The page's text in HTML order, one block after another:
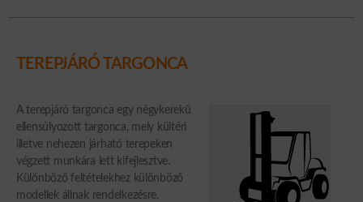
TEREPJÁRÓ TARGONCA
A terepjáró targonca egy négykerekű
ellensúlyozott targonca, mely kültéri
illetve nehezen járható terepeken
végzett munkára lett kifejlesztve.
Különböző feltételekhez különböző
modellek állnak rendelkezésre.